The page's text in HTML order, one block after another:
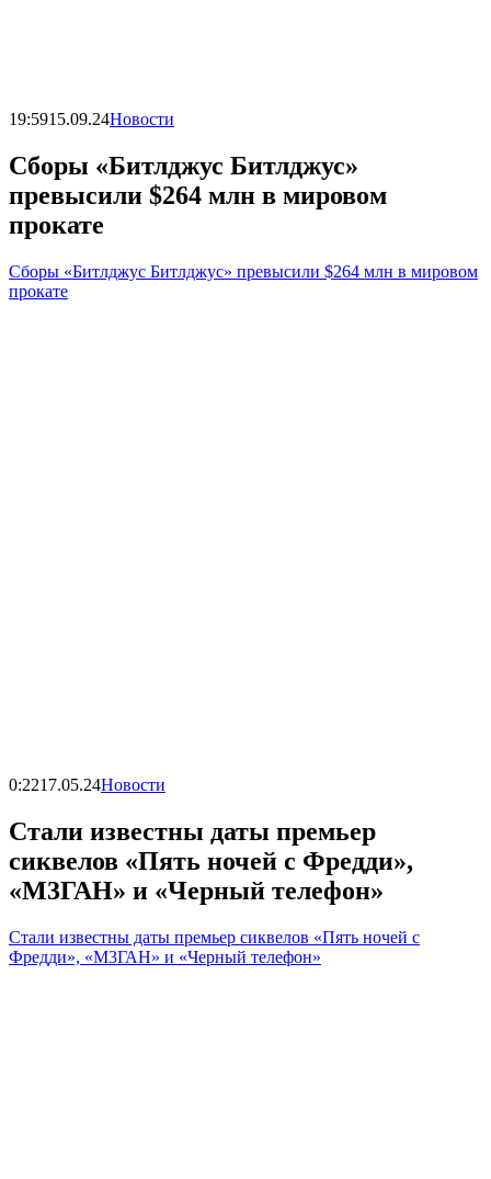
19:5915.09.24Новости
Сборы «Битлджус Битлджус»
превысили $264 млн в мировом
прокате
Сборы «Битлджус Битлджус» превысили $264 млн в мировом
прокате
0:2217.05.24Новости
Стали известны даты премьер
сиквелов «Пять ночей с Фредди»,
«М3ГАН» и «Черный телефон»
Стали известны даты премьер сиквелов «Пять ночей с
Фредди», «М3ГАН» и «Черный телефон»